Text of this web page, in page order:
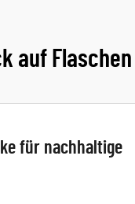
auf Flaschen
für nachhaltige